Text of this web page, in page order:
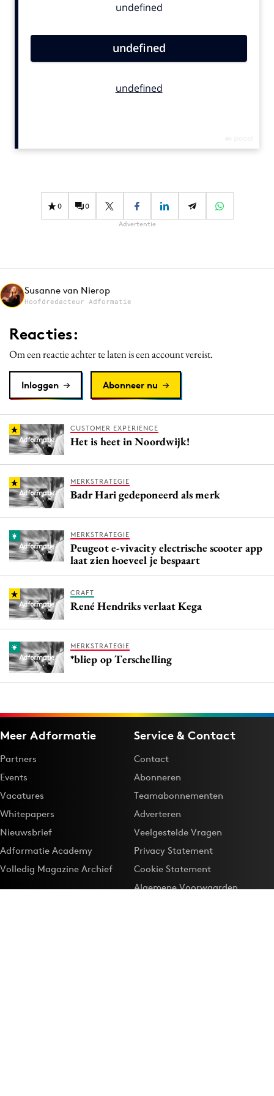
Contentmarketing
Effectiviteit
Gedragsverandering
Martech
Media
Merkstrategie
Programmatic
Purpose Marketing
Reputatie & crisis
0 0
Advertentie
Susanne van Nierop
Hoofdredacteur Adformatie
Reacties:
Om een reactie achter te laten is een account vereist.
Inloggen Abonneer nu
CUSTOMER EXPERIENCE
Het is heet in Noordwijk!
MERKSTRATEGIE
Badr Hari gedeponeerd als merk
MERKSTRATEGIE
Peugeot e-vivacity electrische scooter app
laat zien hoeveel je bespaart
CRAFT
René Hendriks verlaat Kega
MERKSTRATEGIE
*bliep op Terschelling
Meer Adformatie
Partners
Events
Vacatures
Whitepapers
Nieuwsbrief
Adformatie Academy
Volledig Magazine Archief
Service & Contact
Contact
Abonneren
Teamabonnementen
Adverteren
Veelgestelde Vragen
Privacy Statement
Cookie Statement
Algemene Voorwaarden